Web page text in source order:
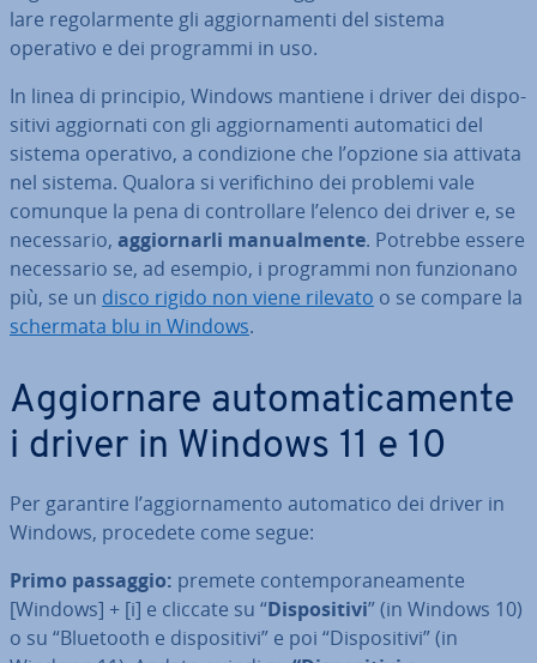
la­re re­go­lar­men­te gli ag­gior­na­men­ti del sistema
operativo e dei programmi in uso.
In linea di principio, Windows mantiene i driver dei di­spo­
si­ti­vi ag­gior­na­ti con gli ag­gior­na­men­ti au­to­ma­ti­ci del
sistema operativo, a con­di­zio­ne che l’opzione sia attivata
nel sistema. Qualora si ve­ri­fi­chi­no dei problemi vale
comunque la pena di con­trol­la­re l’elenco dei driver e, se
ne­ces­sa­rio, ag­gior­nar­li ma­nual­men­te. Potrebbe essere
ne­ces­sa­rio se, ad esempio, i programmi non fun­zio­na­no
più, se un disco rigido non viene rilevato o se compare la
schermata blu in Windows.
Ag­gior­na­re au­to­ma­ti­ca­men­te
i driver in Windows 11 e 10
Per garantire l’ag­gior­na­men­to au­to­ma­ti­co dei driver in
Windows, procedete come segue:
Primo passaggio: premete con­tem­po­ra­nea­men­te
[Windows] + [i] e cliccate su “Di­spo­si­ti­vi” (in Windows 10)
o su “Bluetooth e di­spo­si­ti­vi” e poi “Di­spo­si­ti­vi” (in